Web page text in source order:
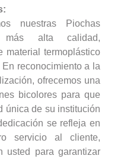
nuestras Piochas
alta calidad,
material termoplástico
reconocimiento a la
ofrecemos una
bicolores para que
única de su institución
se refleja en
servicio al cliente,
usted para garantizar